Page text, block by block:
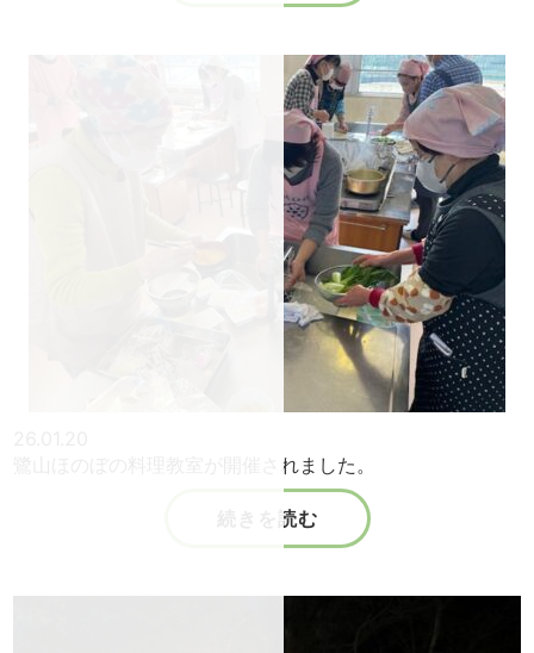
鷺山ほのぼの料理教室が開催されました。
続きを読む